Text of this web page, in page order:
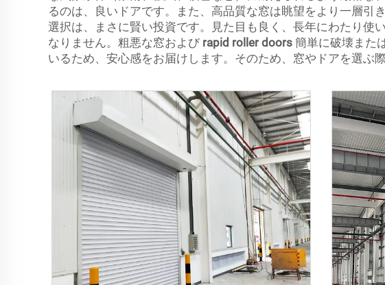
るのは、良いドアです。また、高品質な窓は眺望をより一層
選択は、まさに賢い投資です。見た目も良く、長年にわたり使
なりません。粗悪な窓および rapid roller doors 簡単に破壊また
いるため、安心感をお届けします。そのため、窓やドアを選ぶ